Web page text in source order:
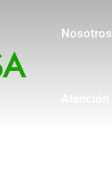
Nosotros